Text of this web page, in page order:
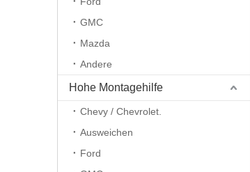
GMC
Mazda
Andere
Hohe Montagehilfe
Chevy / Chevrolet.
Ausweichen
Ford